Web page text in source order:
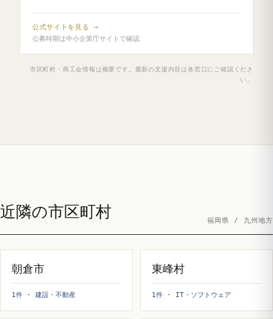
公式サイトを見る →
公募時期は中小企業庁サイトで確認
市区町村・商工会情報は概要です。最新の支援内容は各窓口にご確認くださ
い。
近隣の市区町村 福岡県 / 九州地方
朝倉市
1件 · 建設・不動産
東峰村
1件 · IT・ソフトウェア